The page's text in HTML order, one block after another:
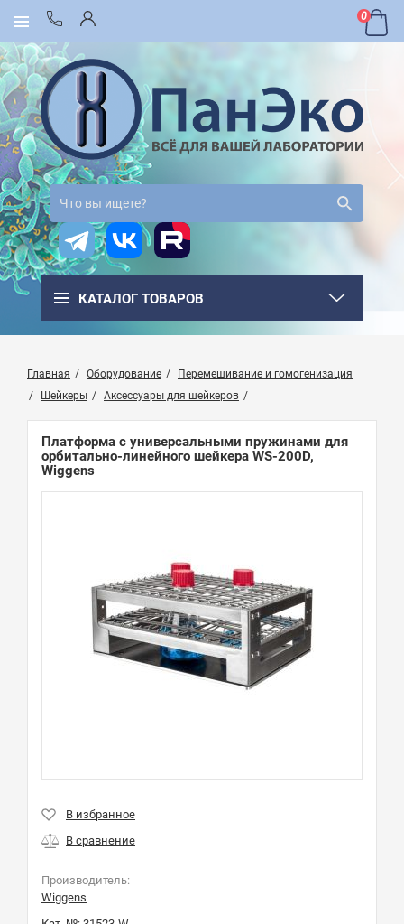
0
КАТАЛОГ ТОВАРОВ
Главная Оборудование
Перемешивание и гомогенизация
Шейкеры
Аксессуары для шейкеров
Платформа с универсальными пружинами для
орбитально-линейного шейкера WS-200D,
Wiggens
Производитель:
Wiggens